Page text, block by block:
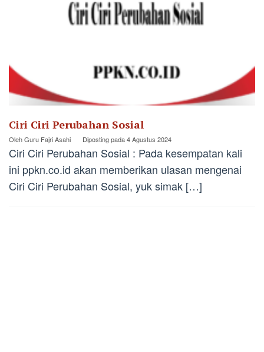
Ciri Ciri Perubahan Sosial
OlehGuru Fajri Asahi Diposting pada4 Agustus 2024
Ciri Ciri Perubahan Sosial : Pada kesempatan kali
ini ppkn.co.id akan memberikan ulasan mengenai
Ciri Ciri Perubahan Sosial, yuk simak […]